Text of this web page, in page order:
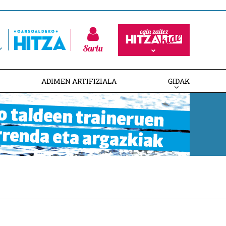
Sartu
ADIMEN ARTIFIZIALA GIDAK